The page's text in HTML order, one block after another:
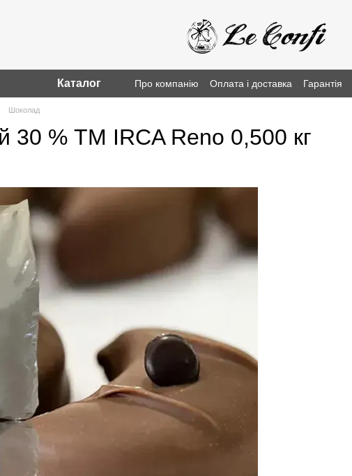
Каталог Про компанію Оплата і доставка Гарантія
Шоколад
% TM IRCA Reno 0,500 кг